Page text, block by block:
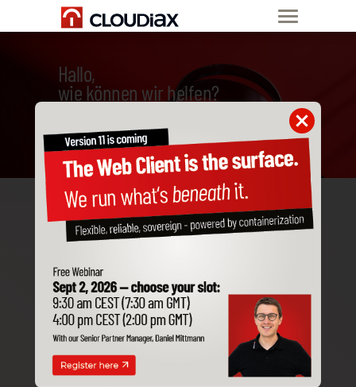
Hallo,
wie können wir helfen?
Schnellere Antwort auf
deine Tickets mit der
Applikation “Support
Info.exe”
Bitte verwende immer die